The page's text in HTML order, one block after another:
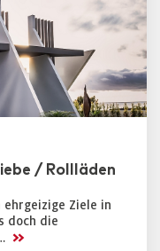
/ Rollläden
ehrgeizige Ziele in
doch die
>>